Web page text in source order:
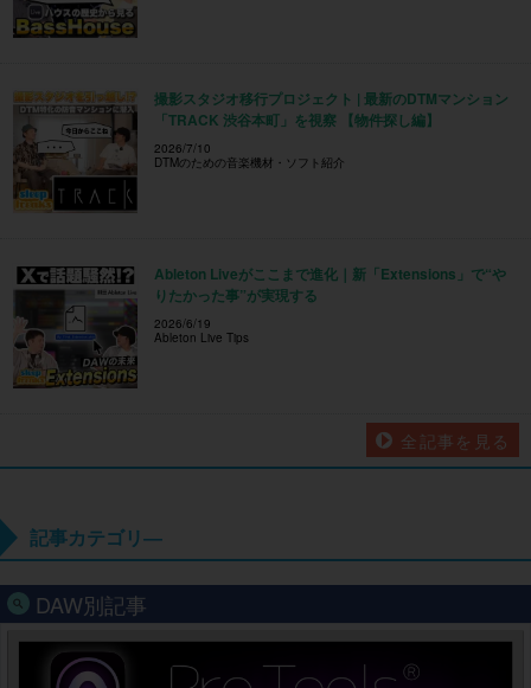
撮影スタジオ移行プロジェクト | 最新のDTMマンション
「TRACK 渋谷本町」を視察 【物件探し編】
2026/7/10
DTMのための音楽機材・ソフト紹介
Ableton Liveがここまで進化｜新「Extensions」で“や
りたかった事”が実現する
2026/6/19
Ableton Live Tips
全記事を見る
記事カテゴリ―
DAW別記事